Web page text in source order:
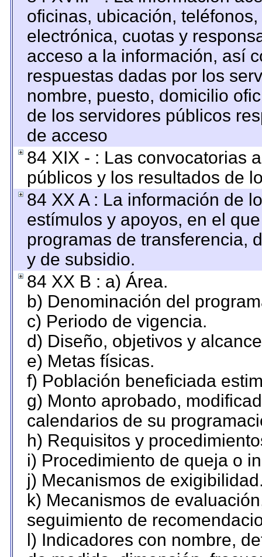
oficinas, ubicación,
electrónica, cuotas y
acceso a la información, así
respuestas dadas por los
nombre, puesto, domicilio
de los servidores públicos
de acceso
84 XIX - : Las convocatorias
públicos y los resultados de
84 XX A : La información de
estímulos y apoyos, en el
programas de transferencia,
y de subsidio.
84 XX B : a) Área.
b) Denominación del
c) Periodo de vigencia.
d) Diseño, objetivos y
e) Metas físicas.
f) Población beneficiada
g) Monto aprobado,
calendarios de su
h) Requisitos y
i) Procedimiento de queja o
j) Mecanismos de
k) Mecanismos de
seguimiento de
l) Indicadores con nombre,